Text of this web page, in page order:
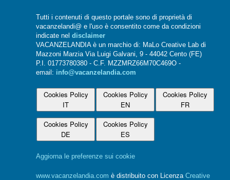
Tutti i contenuti di questo portale sono di proprietà di
vacanzelandi@ e l'uso è consentito come da condizioni
indicate nel disclaimer
VACANZELANDIA è un marchio di: MaLo Creative Lab di
Mazzoni Marzia Via Luigi Galvani, 9 - 44042 Cento (FE)
P.I. 01773780380 - C.F. MZZMRZ66M70C469O -
email: info@vacanzelandia.com
Cookies Policy
IT
Cookies Policy
EN
Cookies Policy
FR
Cookies Policy
DE
Cookies Policy
ES
Aggiorna le preferenze sui cookie
www.vacanzelandia.com è distribuito con Licenza Creative